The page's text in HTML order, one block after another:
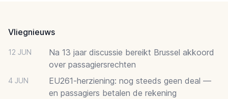
Vliegnieuws
12 JUN
Na 13 jaar discussie bereikt Brussel akkoord
over passagiersrechten
4 JUN
EU261-herziening: nog steeds geen deal —
en passagiers betalen de rekening